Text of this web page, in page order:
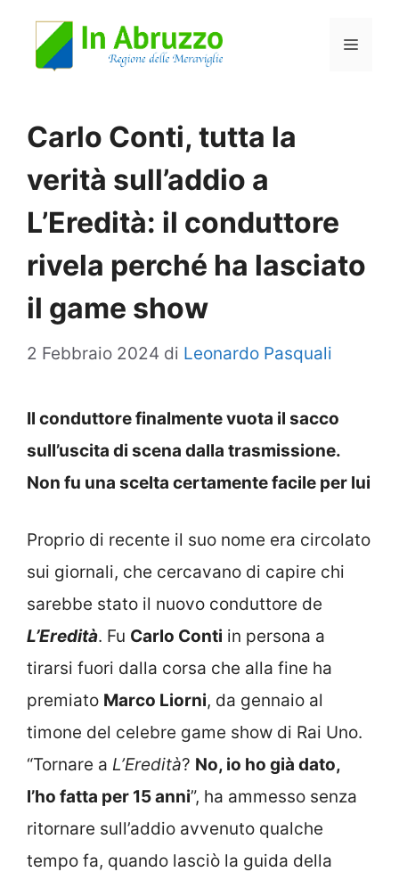
Menu
Carlo Conti, tutta la
verità sull’addio a
L’Eredità: il conduttore
rivela perché ha lasciato
il game show
2 Febbraio 2024 di Leonardo Pasquali
Il conduttore finalmente vuota il sacco
sull’uscita di scena dalla trasmissione.
Non fu una scelta certamente facile per lui
Proprio di recente il suo nome era circolato
sui giornali, che cercavano di capire chi
sarebbe stato il nuovo conduttore de
L’Eredità. Fu Carlo Conti in persona a
tirarsi fuori dalla corsa che alla fine ha
premiato Marco Liorni, da gennaio al
timone del celebre game show di Rai Uno.
“Tornare a L’Eredità? No, io ho già dato,
l’ho fatta per 15 anni”, ha ammesso senza
ritornare sull’addio avvenuto qualche
tempo fa, quando lasciò la guida della